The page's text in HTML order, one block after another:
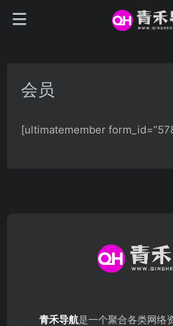
会员
[ultimatemember
青禾导航是一个聚合各类网络